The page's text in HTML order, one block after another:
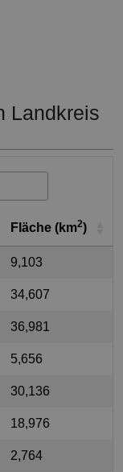
Landkreis
Fläche (km2)
9,103
34,607
36,981
5,656
30,136
18,976
2,764